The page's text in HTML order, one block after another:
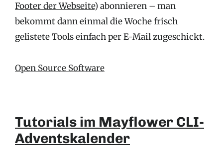
Footer der Webseite) abonnieren – man
bekommt dann einmal die Woche frisch
gelistete Tools einfach per E-Mail zugeschickt.
Open Source Software
Tutorials im Mayflower CLI-
Adventskalender